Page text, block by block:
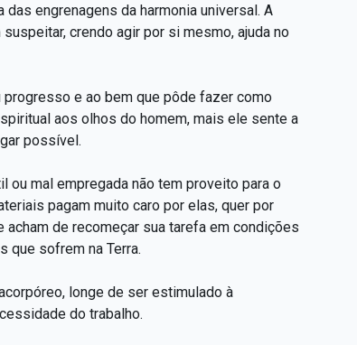
engrenagens da harmonia universal. A
crendo agir por si mesmo, ajuda no
e ao bem que pôde fazer como
aos olhos do homem, mais ele sente a
possível.
ou mal empregada não tem proveito para o
pagam muito caro por elas, quer por
de recomeçar sua tarefa em condições
que sofrem na Terra.
longe de ser estimulado à
do trabalho.